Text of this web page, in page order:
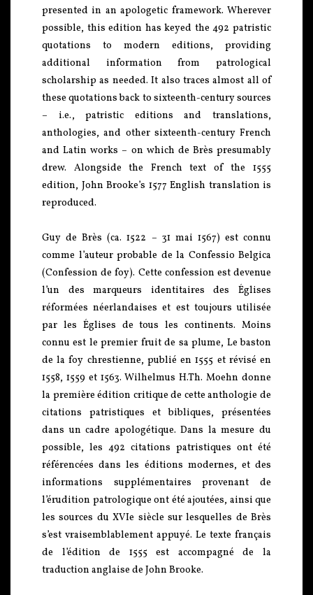
presented in an apologetic framework. Wherever
possible, this edition has keyed the 492 patristic
quotations to modern editions, providing
additional information from patrological
scholarship as needed. It also traces almost all of
these quotations back to sixteenth-century sources
– i.e., patristic editions and translations,
anthologies, and other sixteenth-century French
and Latin works – on which de Brès presumably
drew. Alongside the French text of the 1555
edition, John Brooke’s 1577 English translation is
reproduced.
Guy de Brès (ca. 1522 – 31 mai 1567) est connu
comme l’auteur probable de la Confessio Belgica
(Confession de foy). Cette confession est devenue
l’un des marqueurs identitaires des Églises
réformées néerlandaises et est toujours utilisée
par les Églises de tous les continents. Moins
connu est le premier fruit de sa plume, Le baston
de la foy chrestienne, publié en 1555 et révisé en
1558, 1559 et 1563. Wilhelmus H.Th. Moehn donne
la première édition critique de cette anthologie de
citations patristiques et bibliques, présentées
dans un cadre apologétique. Dans la mesure du
possible, les 492 citations patristiques ont été
référencées dans les éditions modernes, et des
informations supplémentaires provenant de
l’érudition patrologique ont été ajoutées, ainsi que
les sources du XVIe siècle sur lesquelles de Brès
s’est vraisemblablement appuyé. Le texte français
de l’édition de 1555 est accompagné de la
traduction anglaise de John Brooke.